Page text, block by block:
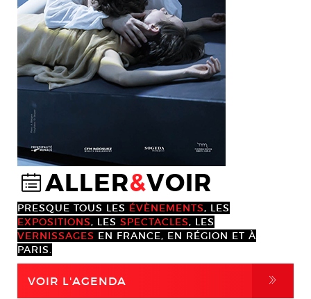
@ALLER&VOIR
PRESQUE TOUS LES ÉVÈNEMENTS, LES
EXPOSITIONS, LES SPECTACLES, LES
VERNISSAGES EN FRANCE, EN RÉGION ET À
PARIS.
VOIR L'AGENDA ,